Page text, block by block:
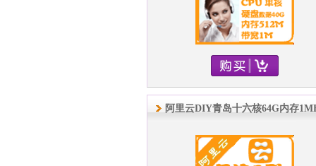
阿里云DIY青岛十六核64G内存